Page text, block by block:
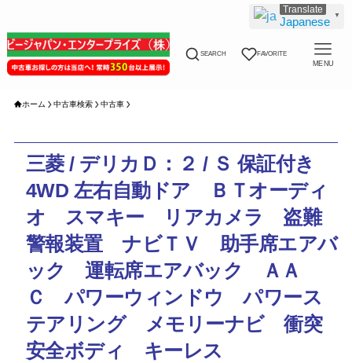
SEARCH FAVORITE
MENU
ホーム 中古車検索 中古車
三菱 / デリカＤ：２ / Ｓ 保証付き
4WD 左右自動ドア ＢＴオーディ
オ スマキー リアカメラ 盗難
警報装置 ナビＴＶ 助手席エアバ
ック 運転席エアバック ＡＡ
Ｃ パワーウィンドウ パワース
テアリング メモリーナビ 衝突
安全ボディ キーレス
Japanese ▼